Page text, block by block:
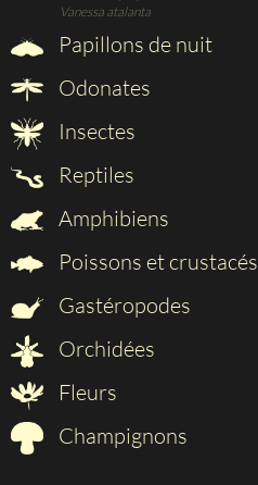
Vanessa atalanta
Papillons de nuit
Odonates
Insectes
Reptiles
Amphibiens
Poissons et crustacés
Gastéropodes
Orchidées
Fleurs
Champignons